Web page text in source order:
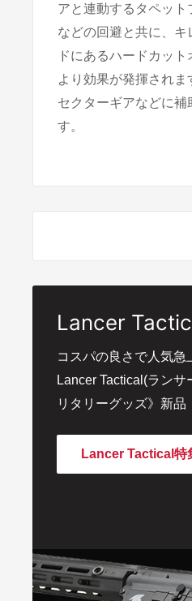
アと連動するタペッ
などの回避と共に、
ドにあるハードカッ
より効果が発揮されま
セクターギアなどに補
す。
Lancer
コスパの良さで人気急
Lancer Tactical(ランサ
リタリーグッズ》新品
Lancer Tactical特